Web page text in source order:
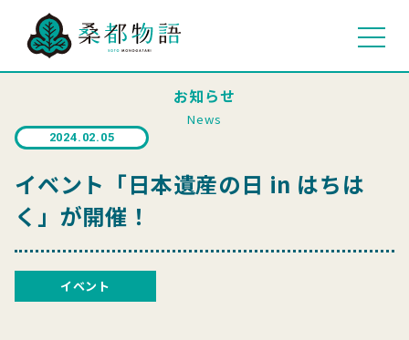
お知らせ
News
2024.02.05
イベント「日本遺産の日 in はちは
く」が開催！
イベント